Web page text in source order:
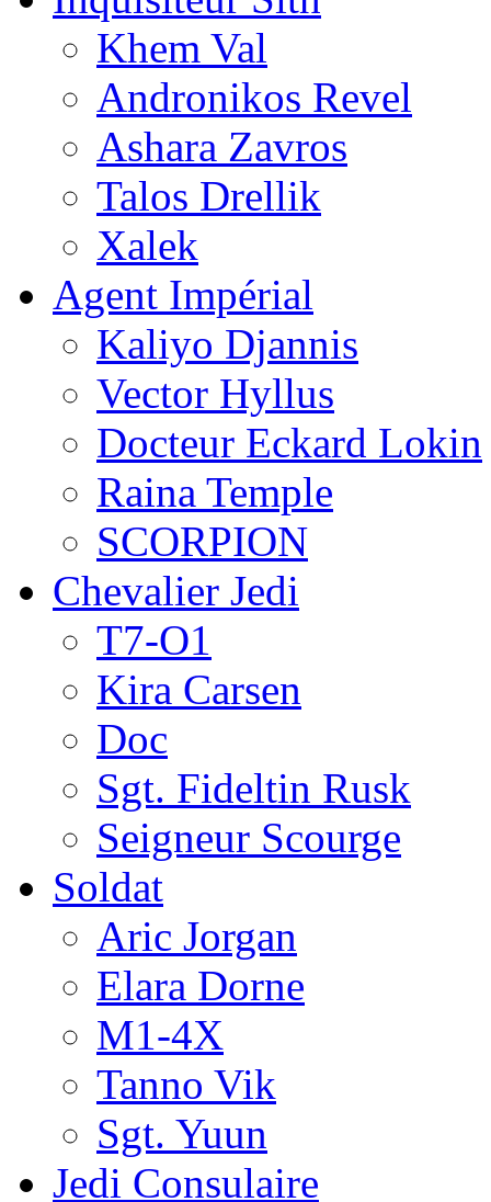
Khem Val
Andronikos Revel
Ashara Zavros
Talos Drellik
Xalek
Agent Impérial
Kaliyo Djannis
Vector Hyllus
Docteur Eckard Lokin
Raina Temple
SCORPION
Chevalier Jedi
T7-O1
Kira Carsen
Doc
Sgt. Fideltin Rusk
Seigneur Scourge
Soldat
Aric Jorgan
Elara Dorne
M1-4X
Tanno Vik
Sgt. Yuun
Jedi Consulaire